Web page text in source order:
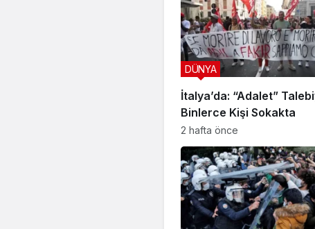
İtalya’da: “Adalet”
Binlerce Kişi Sokakta
DÜNYA
2 hafta önce